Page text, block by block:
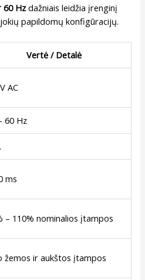
60 Hzdažniais leidžia įrenginį
papildomų konfigūracijų.
Vertė / Detalė
AC
60 Hz
ms
– 110% nominalios įtampos
žemos ir aukštos įtampos